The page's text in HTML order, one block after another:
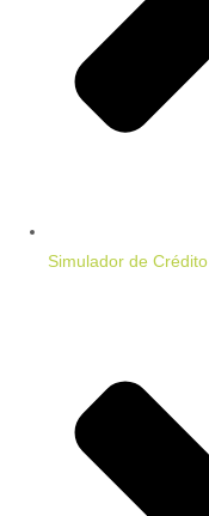
Simulador de Crédito